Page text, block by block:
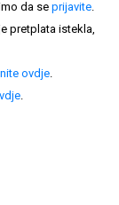
da se prijavite.
pretplata istekla,
ovdje.
.